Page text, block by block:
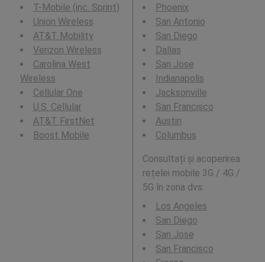
T-Mobile (inc. Sprint)
Union Wireless
AT&T Mobility
Verizon Wireless
Carolina West
Wireless
Cellular One
U.S. Cellular
AT&T FirstNet
Boost Mobile
Phoenix
San Antonio
San Diego
Dallas
San Jose
Indianapolis
Jacksonville
San Francisco
Austin
Columbus
Consultați și acoperirea
rețelei mobile 3G / 4G /
5G în zona dvs:
Los Angeles
San Diego
San Jose
San Francisco